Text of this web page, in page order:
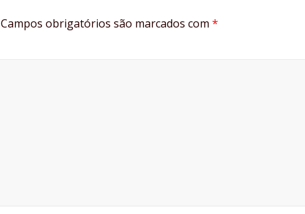
Campos obrigatórios são marcados com *